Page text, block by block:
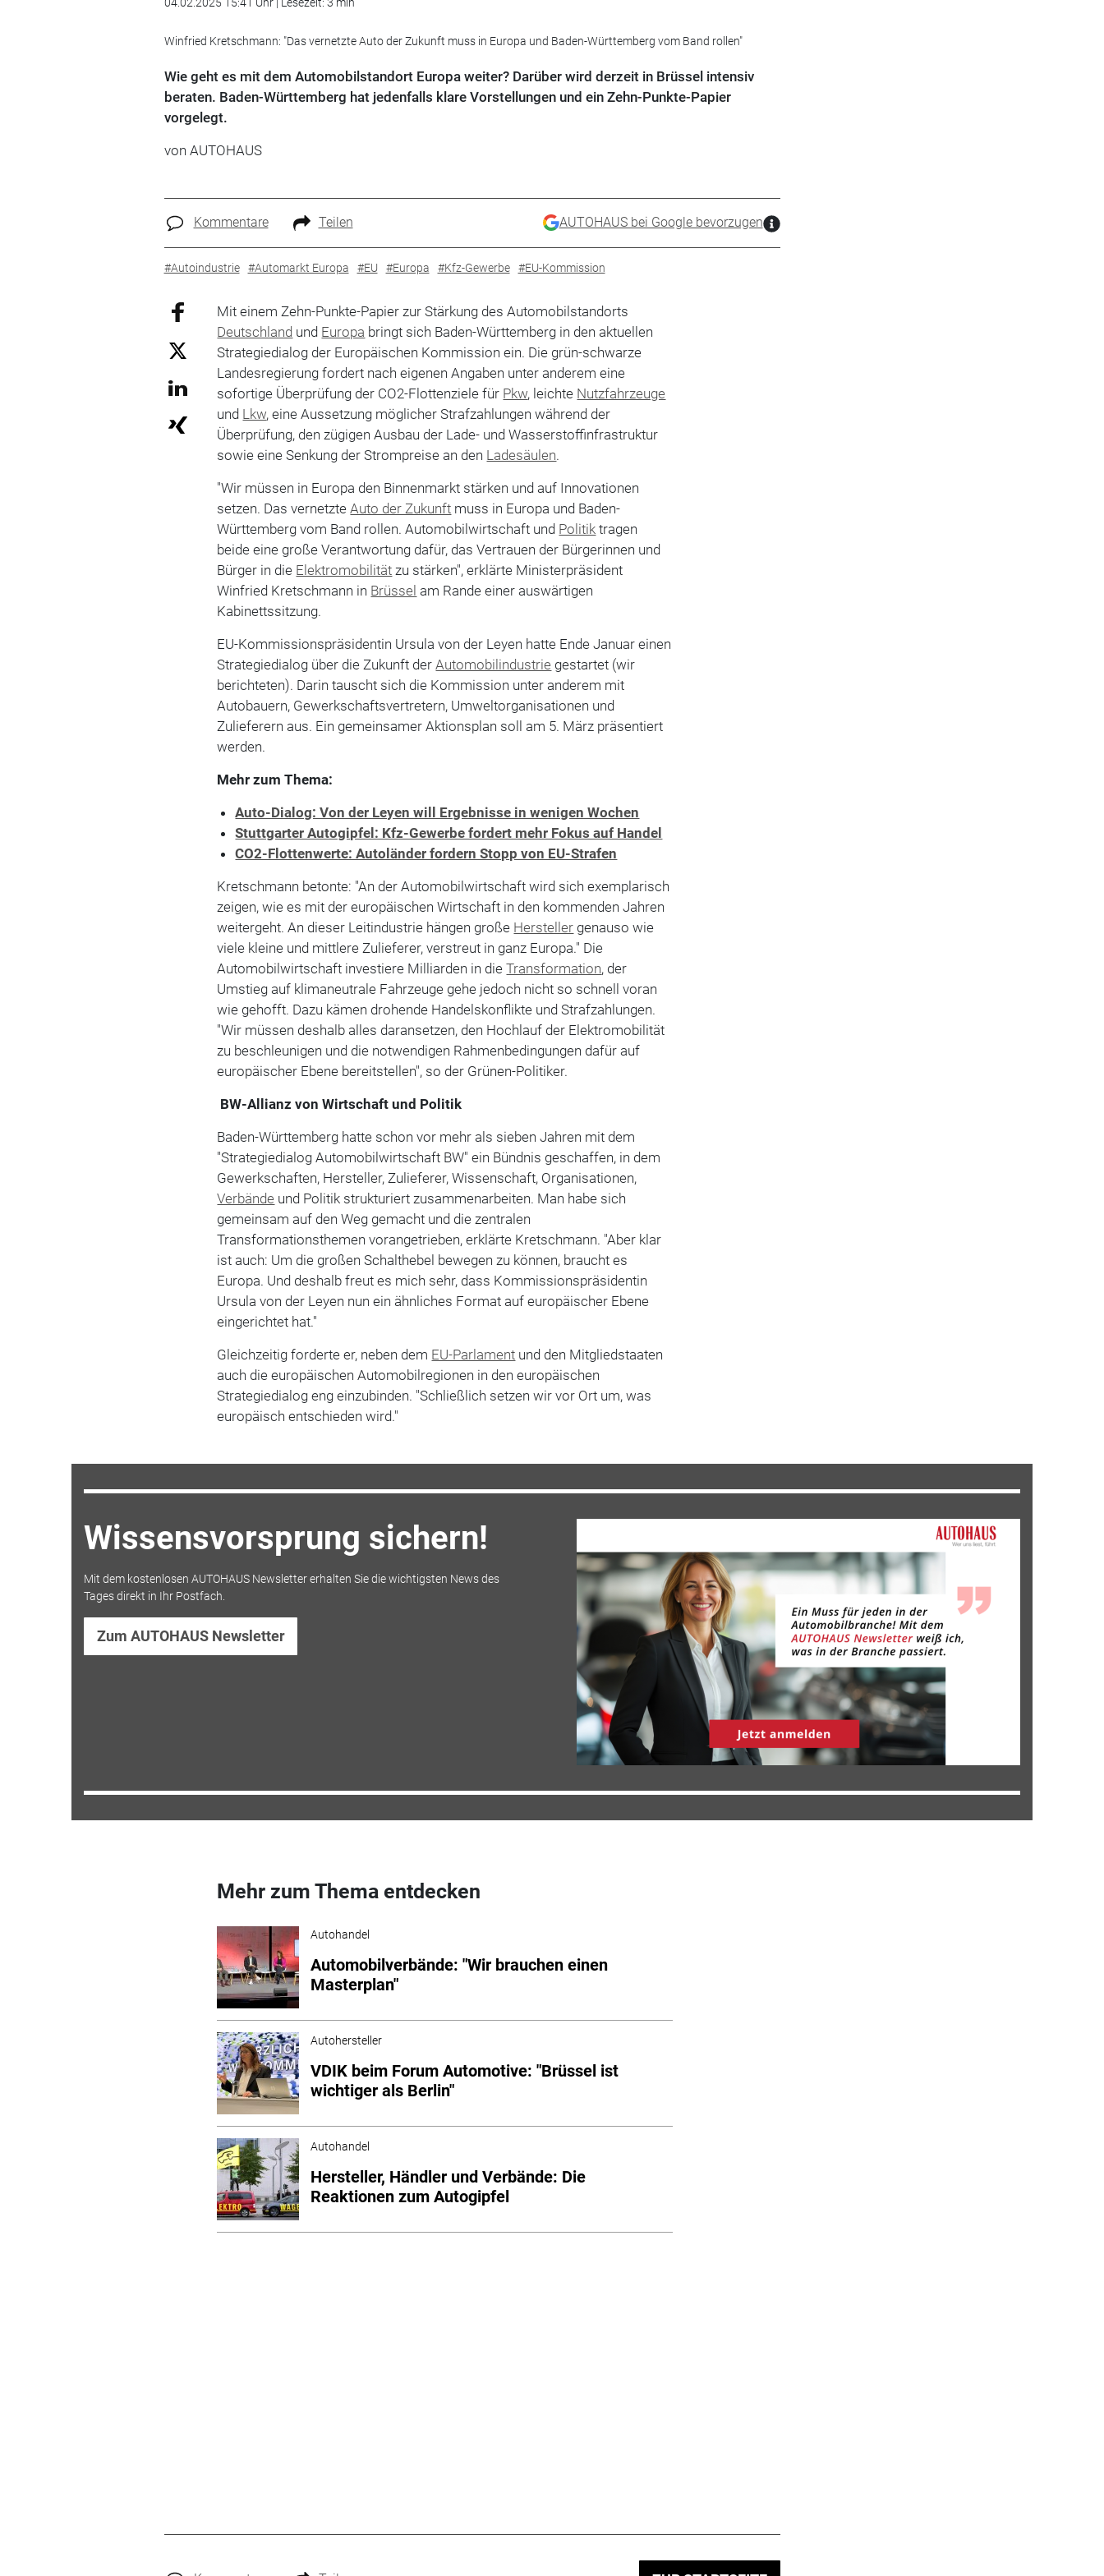
Winfried Kretschmann: "Das vernetzte Auto der Zukunft muss in Europa und Baden-Württemberg vom Band rollen"
Wie geht es mit dem Automobilstandort Europa weiter? Darüber wird derzeit in Brüssel intensiv
beraten. Baden-Württemberg hat jedenfalls klare Vorstellungen und ein Zehn-Punkte-Papier
vorgelegt.
von AUTOHAUS
Kommentare Teilen AUTOHAUS bei Google bevorzugen
#Autoindustrie #Automarkt Europa #EU #Europa #Kfz-Gewerbe #EU-Kommission
Mit einem Zehn-Punkte-Papier zur Stärkung des Automobilstandorts
Deutschland und Europa bringt sich Baden-Württemberg in den aktuellen
Strategiedialog der Europäischen Kommission ein. Die grün-schwarze
Landesregierung fordert nach eigenen Angaben unter anderem eine
sofortige Überprüfung der CO2-Flottenziele für Pkw, leichte Nutzfahrzeuge
und Lkw, eine Aussetzung möglicher Strafzahlungen während der
Überprüfung, den zügigen Ausbau der Lade- und Wasserstoffinfrastruktur
sowie eine Senkung der Strompreise an den Ladesäulen.
"Wir müssen in Europa den Binnenmarkt stärken und auf Innovationen
setzen. Das vernetzteAuto der Zukunft muss in Europa und Baden-
Württemberg vom Band rollen. Automobilwirtschaft und Politik tragen
beide eine große Verantwortung dafür, das Vertrauen der Bürgerinnen und
Bürger in die Elektromobilität zu stärken", erklärte Ministerpräsident
Winfried Kretschmann in Brüssel am Rande einer auswärtigen
Kabinettssitzung.
EU-Kommissionspräsidentin Ursula von der Leyen hatte Ende Januar einen
Strategiedialog über die Zukunft derAutomobilindustrie gestartet (wir
berichteten). Darin tauscht sich die Kommission unter anderem mit
Autobauern, Gewerkschaftsvertretern, Umweltorganisationen und
Zulieferern aus. Ein gemeinsamer Aktionsplan soll am 5. März präsentiert
werden.
Mehr zum Thema:
Auto-Dialog: Von der Leyen will Ergebnisse in wenigen Wochen
Stuttgarter Autogipfel: Kfz-Gewerbe fordert mehr Fokus auf Handel
CO2-Flottenwerte: Autoländer fordern Stopp von EU-Strafen
Kretschmann betonte: "An der Automobilwirtschaft wird sich exemplarisch
zeigen, wie es mit der europäischen Wirtschaft in den kommenden Jahren
weitergeht. An dieser Leitindustrie hängen große Hersteller genauso wie
viele kleine und mittlere Zulieferer, verstreut in ganz Europa." Die
Automobilwirtschaft investiere Milliarden in dieTransformation, der
Umstieg auf klimaneutrale Fahrzeuge gehe jedoch nicht so schnell voran
wie gehofft. Dazu kämen drohende Handelskonflikte und Strafzahlungen.
"Wir müssen deshalb alles daransetzen, den Hochlauf der Elektromobilität
zu beschleunigen und die notwendigen Rahmenbedingungen dafür auf
europäischer Ebene bereitstellen", so der Grünen-Politiker.
BW-Allianz von Wirtschaft und Politik
Baden-Württemberg hatte schon vor mehr als sieben Jahren mit dem
"Strategiedialog Automobilwirtschaft BW" ein Bündnis geschaffen, in dem
Gewerkschaften, Hersteller, Zulieferer, Wissenschaft, Organisationen,
Verbände und Politik strukturiert zusammenarbeiten. Man habe sich
gemeinsam auf den Weg gemacht und die zentralen
Transformationsthemen vorangetrieben, erklärte Kretschmann. "Aber klar
ist auch: Um die großen Schalthebel bewegen zu können, braucht es
Europa. Und deshalb freut es mich sehr, dass Kommissionspräsidentin
Ursula von der Leyen nun ein ähnliches Format auf europäischer Ebene
eingerichtet hat."
Gleichzeitig forderte er, neben dem EU-Parlament und den Mitgliedstaaten
auch die europäischen Automobilregionen in den europäischen
Strategiedialog eng einzubinden. "Schließlich setzen wir vor Ort um, was
europäisch entschieden wird."
Wissensvorsprung sichern!
Mit dem kostenlosen AUTOHAUS Newsletter erhalten Sie die wichtigsten News des
Tages direkt in Ihr Postfach.
Zum AUTOHAUS Newsletter
Mehr zum Thema entdecken
Autohandel
Automobilverbände: "Wir brauchen einen
Masterplan"
Autohersteller
VDIK beim Forum Automotive: "Brüssel ist
wichtiger als Berlin"
Autohandel
Hersteller, Händler und Verbände: Die
Reaktionen zum Autogipfel